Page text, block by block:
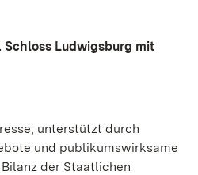
Schloss Ludwigsburg mit
unterstützt durch
und publikumswirksame
der Staatlichen